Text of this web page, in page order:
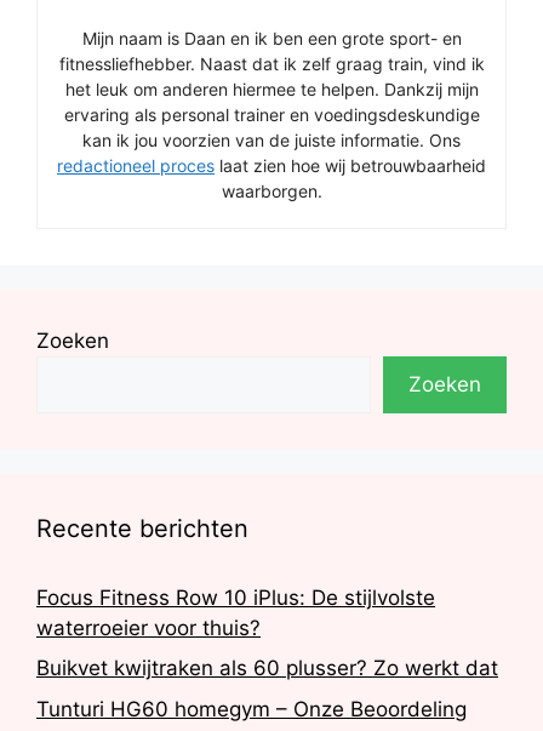
Mijn naam is Daan en ik ben een grote sport- en
fitnessliefhebber. Naast dat ik zelf graag train, vind ik
het leuk om anderen hiermee te helpen. Dankzij mijn
ervaring als personal trainer en voedingsdeskundige
kan ik jou voorzien van de juiste informatie. Ons
redactioneel proces laat zien hoe wij betrouwbaarheid
waarborgen.
Zoeken
Zoeken
Recente berichten
Focus Fitness Row 10 iPlus: De stijlvolste
waterroeier voor thuis?
Buikvet kwijtraken als 60 plusser? Zo werkt dat
Tunturi HG60 homegym – Onze Beoordeling